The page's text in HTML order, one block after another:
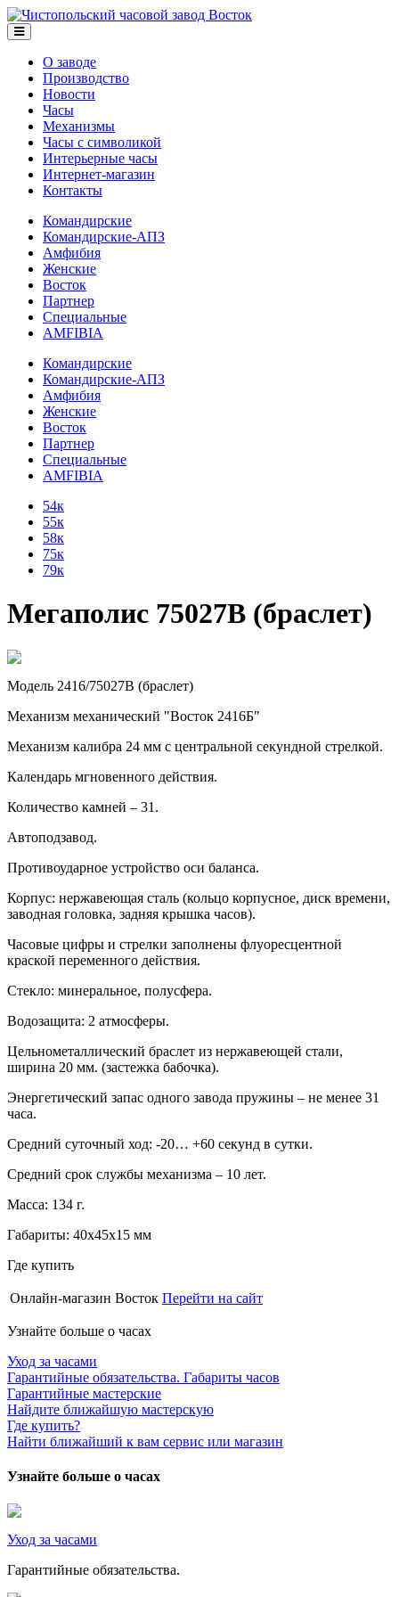
О заводе
Производство
Новости
Часы
Механизмы
Часы с символикой
Интерьерные часы
Интернет-магазин
Контакты
Командирские
Командирские-АПЗ
Амфибия
Женские
Восток
Партнер
Специальные
AMFIBIA
Командирские
Командирские-АПЗ
Амфибия
Женские
Восток
Партнер
Специальные
AMFIBIA
54к
55к
58к
75к
79к
Мегаполис 75027В (браслет)
Модель 2416/75027В (браслет)
Механизм механический "Восток 2416Б"
Механизм калибра 24 мм с центральной секундной стрелкой.
Календарь мгновенного действия.
Количество камней – 31.
Автоподзавод.
Противоударное устройство оси баланса.
Корпус: нержавеющая сталь (кольцо корпусное, диск времени,
заводная головка, задняя крышка часов).
Часовые цифры и стрелки заполнены флуоресцентной
краской переменного действия.
Стекло: минеральное, полусфера.
Водозащита: 2 атмосферы.
Цельнометаллический браслет из нержавеющей стали,
ширина 20 мм. (застежка бабочка).
Энергетический запас одного завода пружины – не менее 31
часа.
Средний суточный ход: -20… +60 секунд в сутки.
Средний срок службы механизма – 10 лет.
Масса: 134 г.
Габариты: 40х45х15 мм
Где купить
Онлайн-магазин Восток Перейти на сайт
Узнайте больше о часах
Уход за часами
Гарантийные обязательства. Габариты часов
Гарантийные мастерские
Найдите ближайшую мастерскую
Где купить?
Найти ближайший к вам сервис или магазин
Узнайте больше о часах
Уход за часами
Гарантийные обязательства.